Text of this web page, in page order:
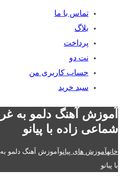
تماس با ما
بلاگ
پرداخت
نت دو
حساب کاربری من
سبد خرید
آموزش آهنگ دلمو به
شماعی زاده با پیانو
خانهآموزش های پیانوآموزش آهنگ دلمو
با پیانو